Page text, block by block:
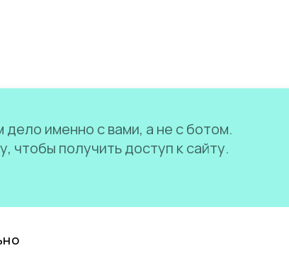
именно с вами, а не с ботом.
чтобы получить доступ к сайту.